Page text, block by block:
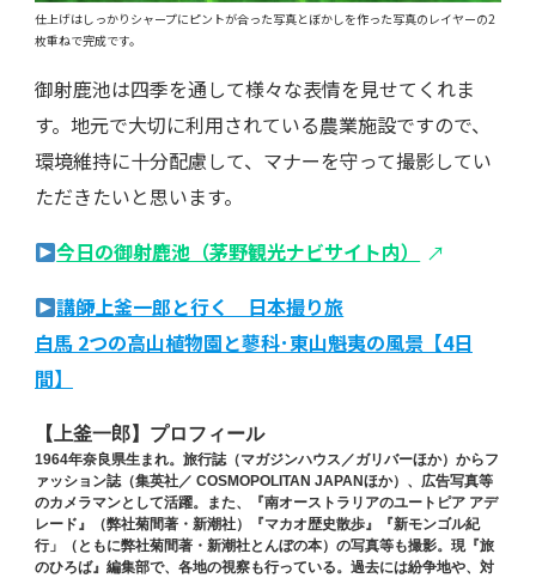
仕上げはしっかりシャープにピントが合った写真とぼかしを作った写真のレイヤーの2
枚重ねで完成です。
御射鹿池は四季を通して様々な表情を見せてくれま
す。地元で大切に利用されている農業施設ですので、
環境維持に十分配慮して、マナーを守って撮影してい
ただきたいと思います。
今日の御射鹿池（茅野観光ナビサイト内）
講師上釜一郎と行く 日本撮り旅
白馬 2つの高山植物園と蓼科･東山魁夷の風景【4日
間】
【上釜一郎】プロフィール
1964年奈良県生まれ。旅行誌（マガジンハウス／ガリバーほか）からフ
ァッション誌（集英社／ COSMOPOLITAN JAPANほか）、広告写真等
のカメラマンとして活躍。また、『南オーストラリアのユートピア アデ
レード』（弊社菊間著・新潮社）『マカオ歴史散歩』『新モンゴル紀
行」（ともに弊社菊間著・新潮社とんぼの本）の写真等も撮影。現『旅
のひろば』編集部で、各地の視察も行っている。過去には紛争地や、対